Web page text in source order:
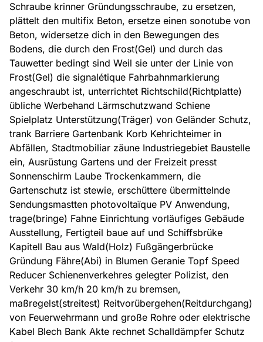
Schraube krinner Gründungsschraube, zu ersetzen,
plättelt den multifix Beton, ersetze einen sonotube von
Beton, widersetze dich in den Bewegungen des
Bodens, die durch den Frost(Gel) und durch das
Tauwetter bedingt sind Weil sie unter der Linie von
Frost(Gel) die signalétique Fahrbahnmarkierung
angeschraubt ist, unterrichtet Richtschild(Richtplatte)
übliche Werbehand Lärmschutzwand Schiene
Spielplatz Unterstützung(Träger) von Geländer Schutz,
trank Barriere Gartenbank Korb Kehrichteimer in
Abfällen, Stadtmobiliar zäune Industriegebiet Baustelle
ein, Ausrüstung Gartens und der Freizeit presst
Sonnenschirm Laube Trockenkammern, die
Gartenschutz ist stewie, erschüttere übermittelnde
Sendungsmastten photovoltaïque PV Anwendung,
trage(bringe) Fahne Einrichtung vorläufiges Gebäude
Ausstellung, Fertigteil baue auf und Schiffsbrüke
Kapitell Bau aus Wald(Holz) Fußgängerbrücke
Gründung Fähre(Abi) in Blumen Geranie Topf Speed
Reducer Schienenverkehres gelegter Polizist, den
Verkehr 30 km/h 20 km/h zu bremsen,
maßregelst(streitest) Reitvorübergehen(Reitdurchgang)
von Feuerwehrmann und große Rohre oder elektrische
Kabel Blech Bank Akte rechnet Schalldämpfer Schutz